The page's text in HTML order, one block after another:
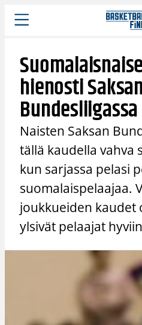
Siirry
sisältöön
hienosti
Bundesliigassa
Naisten Saksan
tällä kaudella vahva
kun sarjassa pelasi
suomalaispelaajaa.
joukkueiden kaudet
ylsivät pelaajat